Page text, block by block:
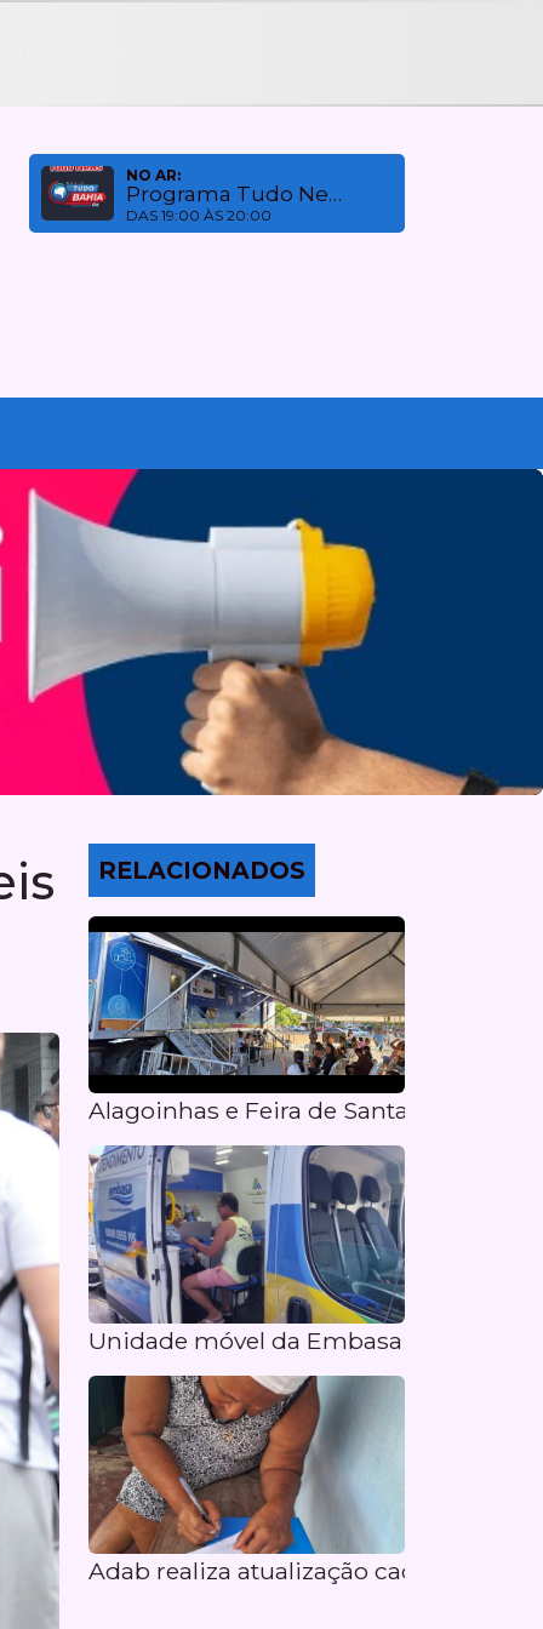
NO AR:
Programa Tudo News
DAS 19:00 ÀS 20:00
RELACIONADOS
Alagoinhas e Feira de Santana
Unidade móvel da Embasa atende
Adab realiza atualização cadastral dos